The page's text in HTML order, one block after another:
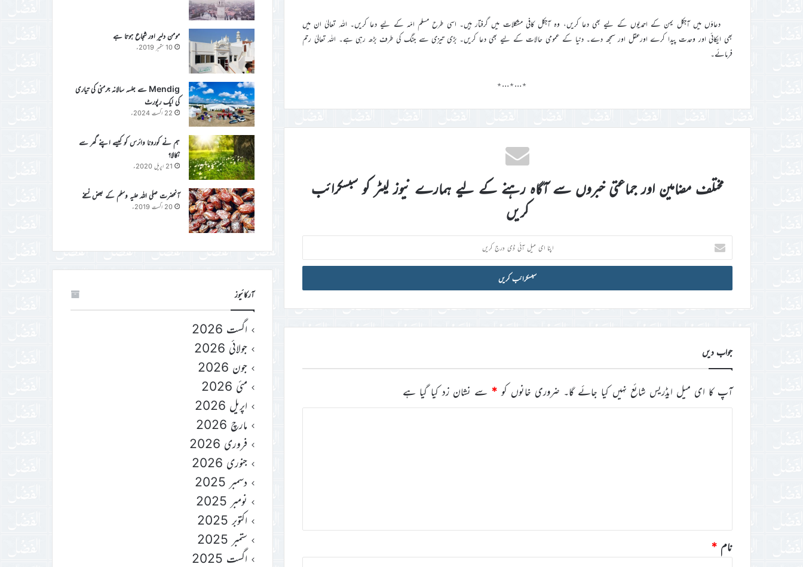
دعاؤں میں آجکل یمن کے احمدیوں کے لیے بھی دعا کریں، وہ آجکل کافی مشکلات میں گرفتار ہیں۔ اسی طرح مسلم امّہ کے لیے دعا کریں۔ اللہ تعالیٰ ان میں
بھی ایکائی اور وحدت پیدا کرے اورعقل اور سمجھ دے۔ دنیا کے عمومی حالات کے لیے بھی دعا کریں۔ بڑی تیزی سے جنگ کی طرف بڑھ رہی ہے۔ اللہ تعالیٰ رحم
فرمائے۔
٭…٭…٭
مختلف مضامین اور جماعتی خبروں سے آگاہ رہنے کے لیے ہمارے نیوز لیٹر کو سبسکرائب
کریں
اپنا
ای
میل
ڈی
جواب دیں
آپ کا ای میل ایڈریس شائع نہیں کیا جائے گا۔ ضروری خانوں کو * سے نشان زد کیا گیا ہے
نام *
مومن دلیر اور شجاع ہوتا ہے
10 ستمبر 2019ء
Mendig سے جلسہ سالانہ جرمنی کی تیاری
کی ایک رپورٹ
22 اگست 2024ء
ہم نے کورونا وائرس کو کیسے اپنے گھر سے
نکالا؟
21 اپریل 2020ء
آنحضرت صلی اللہ علیہ وسلم کے بعض نسخے
20 اگست 2019ء
آرکائیوز
اگست 2026
جولائی 2026
جون 2026
مئی 2026
اپریل 2026
مارچ 2026
فروری 2026
جنوری 2026
دسمبر 2025
نومبر 2025
اکتوبر 2025
ستمبر 2025
اگست 2025